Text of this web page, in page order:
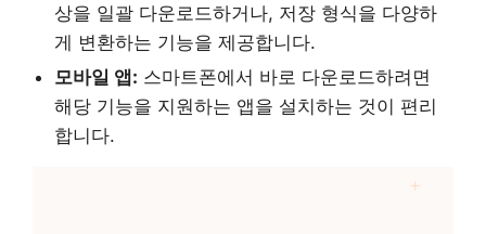
상을 일괄 다운로드하거나, 저장 형식을 다양하
게 변환하는 기능을 제공합니다.
모바일 앱: 스마트폰에서 바로 다운로드하려면
해당 기능을 지원하는 앱을 설치하는 것이 편리
합니다.